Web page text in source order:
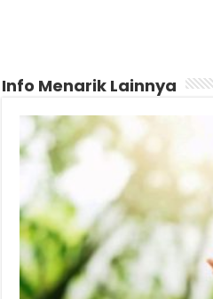
Info Menarik Lainnya